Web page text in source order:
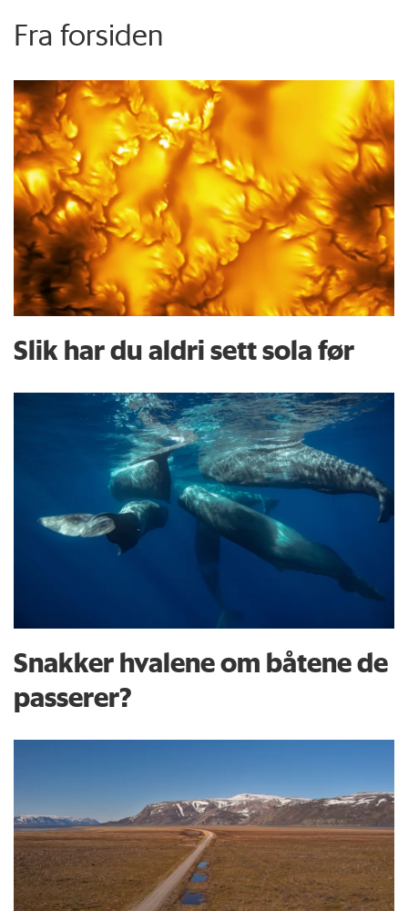
Fra forsiden
Slik har du aldri sett sola før
Snakker hvalene om båtene de
passerer?